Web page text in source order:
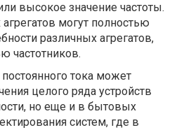
высокое значение частоты.
могут полностью
различных агрегатов,
частотников.
тока может
целого ряда устройств
но еще и в бытовых
систем, где в